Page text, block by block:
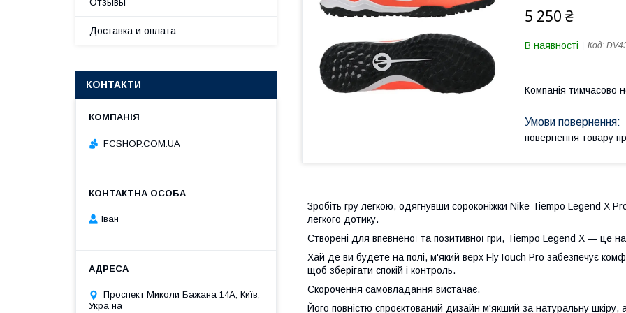
5 250 ₴
В наявності Код:
Компанія тимчасово
повернення товару
Зробіть гру легкою, одягнувши сороконіжки Nike Tiempo Legend X
легкого дотику.
Створені для впевненої та позитивної гри, Tiempo Legend X — це
Хай де ви будете на полі, м'який верх FlyTouch Pro забезпечує
щоб зберігати спокій і контроль.
Скорочення самовладання вистачає.
Його повністю спроєктований дизайн м'якший за натуральну шкіру, а
Доставка и оплата
КОНТАКТИ
FCSHOP.COM.UA
Іван
Проспект Миколи Бажана 14А, Київ,
Україна